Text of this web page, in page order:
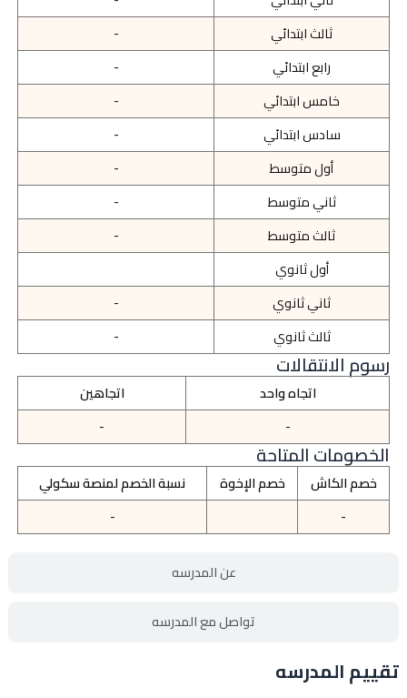
عن المدرسه
تواصل مع المدرسه
ثالث ابتدائي
-
رابع ابتدائي
-
خامس ابتدائي
-
سادس ابتدائي
-
أول متوسط
-
ثاني متوسط
-
ثالث متوسط
-
أول ثانوي
ثاني ثانوي
-
ثالث ثانوي
-
رسوم الانتقالات
اتجاه واحد
اتجاهين
-
-
الخصومات المتاحة
خصم الكاش خصم الإخوة
نسبة الخصم لمنصة سكولي
-
-
تقييم المدرسه